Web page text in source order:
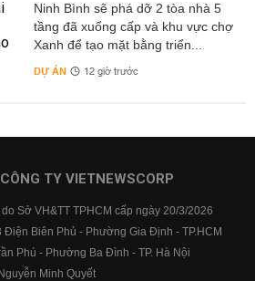
Ninh Bình sẽ phá dỡ 2 tòa nhà 5
tầng đã xuống cấp và khu vực chợ
Xanh để tạo mặt bằng triển...
DỰ ÁN 12 giờ trước
TY VIETNEWSCORP
Sở VH&TT TPHCM cấp ngày 20/3/2026
Điện Biên Phủ - Phường Gia Định - TP.HCM
Phú - Phường Ba Đình - TP. Hà Nội
Nguyễn Minh Quyết